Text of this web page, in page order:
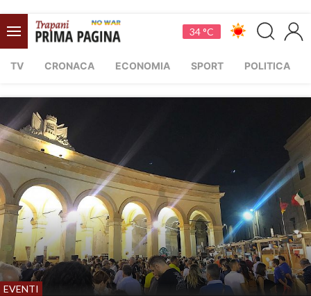
34 °C
TV CRONACA ECONOMIA SPORT POLITICA
EVENTI